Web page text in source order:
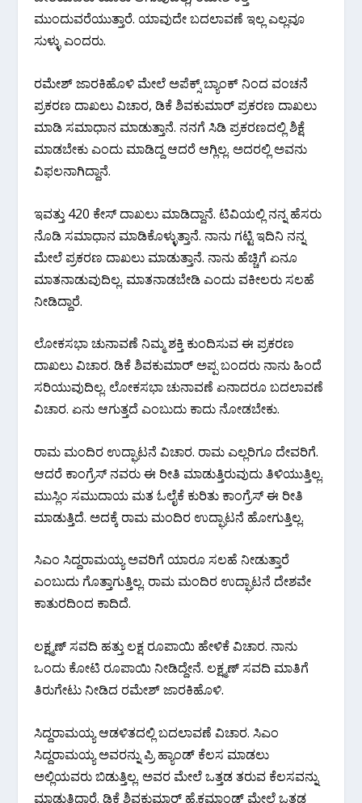
ಮುಂದುವರೆಯುತ್ತಾರೆ. ಯಾವುದೇ ಬದಲಾವಣೆ ಇಲ್ಲ ಎಲ್ಲವೂ
ಸುಳ್ಳು ಎಂದರು.
ರಮೇಶ್ ಜಾರಕಿಹೊಳಿ ಮೇಲೆ ಅಪೆಕ್ಸ್ ಬ್ಯಾಂಕ್ ನಿಂದ ವಂಚನೆ
ಪ್ರಕರಣ ದಾಖಲು ವಿಚಾರ, ಡಿಕೆ ಶಿವಕುಮಾರ್ ಪ್ರಕರಣ ದಾಖಲು
ಮಾಡಿ ಸಮಾಧಾನ ಮಾಡುತ್ತಾನೆ. ನನಗೆ ಸಿಡಿ ಪ್ರಕರಣದಲ್ಲಿ ಶಿಕ್ಷೆ
ಮಾಡಬೇಕು ಎಂದು ಮಾಡಿದ್ದ ಆದರೆ ಆಗ್ಲಿಲ್ಲ. ಅದರಲ್ಲಿ ಅವನು
ವಿಫಲನಾಗಿದ್ದಾನೆ.
ಇವತ್ತು 420 ಕೇಸ್ ದಾಖಲು ಮಾಡಿದ್ದಾನೆ. ಟಿವಿಯಲ್ಲಿ ನನ್ನ ಹೆಸರು
ನೊಡಿ ಸಮಾಧಾನ ಮಾಡಿಕೊಳ್ಳುತ್ತಾನೆ. ನಾನು ಗಟ್ಟಿ ಇದಿನಿ ನನ್ನ
ಮೇಲೆ ಪ್ರಕರಣ ದಾಖಲು ಮಾಡುತ್ತಾನೆ. ನಾನು ಹೆಚ್ಚಿಗೆ ಏನೂ
ಮಾತನಾಡುವುದಿಲ್ಲ. ಮಾತನಾಡಬೇಡಿ ಎಂದು ವಕೀಲರು ಸಲಹೆ
ನೀಡಿದ್ದಾರೆ.
ಲೋಕಸಭಾ ಚುನಾವಣೆ ನಿಮ್ಮ ಶಕ್ತಿ ಕುಂದಿಸುವ ಈ ಪ್ರಕರಣ
ದಾಖಲು ವಿಚಾರ. ಡಿಕೆ ಶಿವಕುಮಾರ್ ಅಪ್ಪ ಬಂದರು ನಾನು ಹಿಂದೆ
ಸರಿಯುವುದಿಲ್ಲ. ಲೋಕಸಭಾ ಚುನಾವಣೆ ಏನಾದರೂ ಬದಲಾವಣೆ
ವಿಚಾರ. ಏನು ಆಗುತ್ತದೆ ಎಂಬುದು ಕಾದು ನೋಡಬೇಕು.
ರಾಮ ಮಂದಿರ ಉದ್ಘಾಟನೆ ವಿಚಾರ. ರಾಮ ಎಲ್ಲರಿಗೂ ದೇವರಿಗೆ.
ಆದರೆ ಕಾಂಗ್ರೆಸ್ ನವರು ಈ ರೀತಿ ಮಾಡುತ್ತಿರುವುದು ತಿಳಿಯುತ್ತಿಲ್ಲ.
ಮುಸ್ಲಿಂ ಸಮುದಾಯ ಮತ ಓಲೈಕೆ ಕುರಿತು ಕಾಂಗ್ರೆಸ್ ಈ ರೀತಿ
ಮಾಡುತ್ತಿದೆ. ಅದಕ್ಕೆ ರಾಮ ಮಂದಿರ ಉದ್ಘಾಟನೆ ಹೋಗುತ್ತಿಲ್ಲ.
ಸಿಎಂ ಸಿದ್ದರಾಮಯ್ಯ ಅವರಿಗೆ ಯಾರೂ ಸಲಹೆ ನೀಡುತ್ತಾರೆ
ಎಂಬುದು ಗೊತ್ತಾಗುತ್ತಿಲ್ಲ. ರಾಮ ಮಂದಿರ ಉದ್ಘಾಟನೆ ದೇಶವೇ
ಕಾತುರದಿಂದ ಕಾದಿದೆ.
ಲಕ್ಷ್ಮಣ್ ಸವದಿ ಹತ್ತು ಲಕ್ಷ ರೂಪಾಯಿ ಹೇಳಿಕೆ ವಿಚಾರ. ನಾನು
ಒಂದು ಕೋಟಿ ರೂಪಾಯಿ ನೀಡಿದ್ದೇನೆ. ಲಕ್ಷ್ಮಣ್ ಸವದಿ ಮಾತಿಗೆ
ತಿರುಗೇಟು ನೀಡಿದ ರಮೇಶ್ ಜಾರಕಿಹೊಳಿ.
ಸಿದ್ದರಾಮಯ್ಯ ಆಡಳಿತದಲ್ಲಿ ಬದಲಾವಣೆ ವಿಚಾರ. ಸಿಎಂ
ಸಿದ್ದರಾಮಯ್ಯ ಅವರನ್ನು ಪ್ರಿ ಹ್ಯಾಂಡ್ ಕೆಲಸ ಮಾಡಲು
ಅಲ್ಲಿಯವರು ಬಿಡುತ್ತಿಲ್ಲ. ಅವರ ಮೇಲೆ ಒತ್ತಡ ತರುವ ಕೆಲಸವನ್ನು
ಮಾಡುತ್ತಿದ್ದಾರೆ. ಡಿಕೆ ಶಿವಕುಮಾರ್ ಹೈಕಮಾಂಡ್ ಮೇಲೆ ಒತ್ತಡ